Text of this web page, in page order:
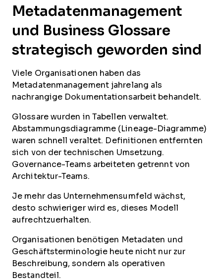
Metadatenmanagement
und Business Glossare
strategisch geworden sind
Viele Organisationen haben das
Metadatenmanagement jahrelang als
nachrangige Dokumentationsarbeit behandelt.
Glossare wurden in Tabellen verwaltet.
Abstammungsdiagramme (Lineage-Diagramme)
waren schnell veraltet. Definitionen entfernten
sich von der technischen Umsetzung.
Governance-Teams arbeiteten getrennt von
Architektur-Teams.
Je mehr das Unternehmensumfeld wächst,
desto schwieriger wird es, dieses Modell
aufrechtzuerhalten.
Organisationen benötigen Metadaten und
Geschäftsterminologie heute nicht nur zur
Beschreibung, sondern als operativen
Bestandteil.